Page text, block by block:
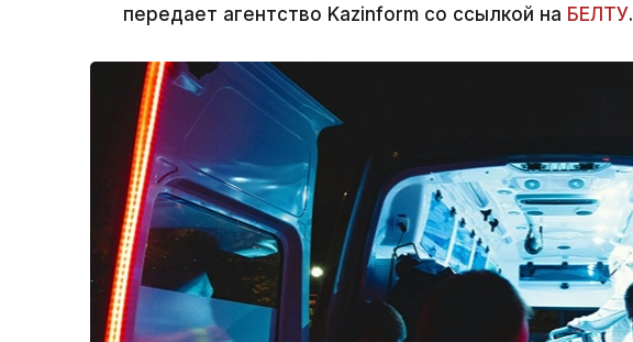
передает агентство Kazinform со ссылкой на БЕЛТУ.